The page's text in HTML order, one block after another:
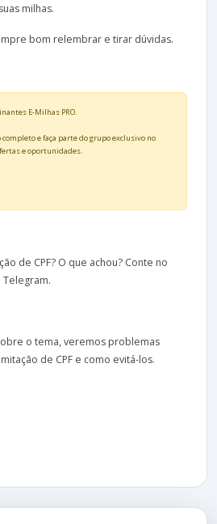
milhas.
bom relembrar e tirar dúvidas.
E-Milhas PRO.
e faça parte do grupo exclusivo no
e oportunidades.
de CPF? O que achou? Conte no
Telegram.
o tema, veremos problemas
de CPF e como evitá-los.